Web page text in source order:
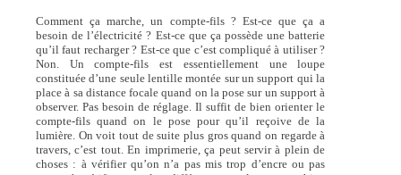
Comment ça marche, un compte-fils ? Est-ce que ça a
besoin de l’électricité ? Est-ce que ça possède une batterie
qu’il faut recharger ? Est-ce que c’est compliqué à utiliser ?
Non. Un compte-fils est essentiellement une loupe
constituée d’une seule lentille montée sur un support qui la
place à sa distance focale quand on la pose sur un support à
observer. Pas besoin de réglage. Il suffit de bien orienter le
compte-fils quand on le pose pour qu’il reçoive de la
lumière. On voit tout de suite plus gros quand on regarde à
travers, c’est tout. En imprimerie, ça peut servir à plein de
choses : à vérifier qu’on n’a pas mis trop d’encre ou pas